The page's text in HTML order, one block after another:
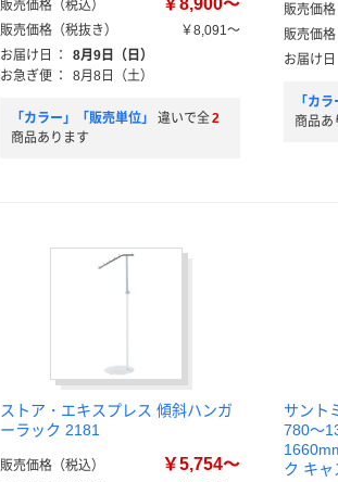
販売価格（税込） ￥8,900～
販売価格（税抜き）
￥8,091～
お届け日
：
8月9日（日）
お急ぎ便 ： 8月8日（土）
「カラー」「販売単位」 違いで全2
商品あります
販売価格
販売価格
お届け日
「カ
商品あ
ストア・エキスプレス 傾斜ハンガ
ーラック 2181
販売価格（税込） ￥5,754～
サント
780～
ク キャ